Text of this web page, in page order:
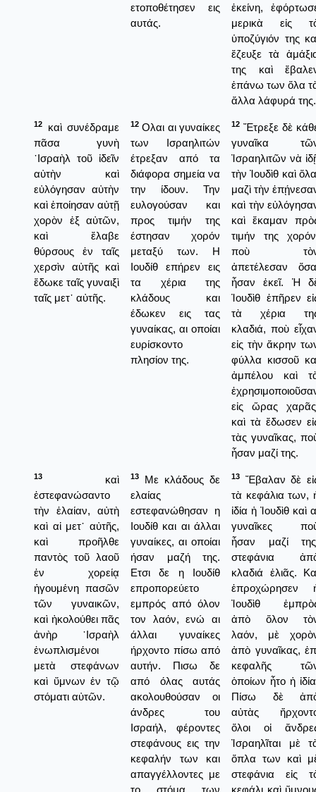
ετοποθέτησεν εις
αυτάς.
ἐκείνη,
μερικὰ εἰς
ὑποζύγιόν της
ἔζευξε τὰ
της καὶ
ἐπάνω των ὅλα
ἄλλα λάφυρά της.
12
καὶ συνέδραμε
πᾶσα γυνὴ
᾿Ισραὴλ τοῦ ἰδεῖν
αὐτὴν καὶ
εὐλόγησαν αὐτὴν
καὶ ἐποίησαν αὐτῇ
χορὸν ἐξ αὐτῶν,
καὶ ἔλαβε
θύρσους ἐν ταῖς
χερσὶν αὐτῆς καὶ
ἔδωκε ταῖς γυναιξὶ
ταῖς μετ᾿ αὐτῆς.
12 Ολαι αι γυναίκες
των Ισραηλιτών
έτρεξαν από τα
διάφορα σημεία να
την ίδουν. Την
ευλογούσαν και
προς τιμήν της
έστησαν χορόν
μεταξύ των. Η
Ιουδίθ επήρεν εις
τα χέρια της
κλάδους και
έδωκεν εις τας
γυναίκας, αι οποίαι
ευρίσκοντο
πλησίον της.
12 Ἔτρεξε δὲ
γυναῖκα
Ἰσραηλιτῶν νὰ
τὴν Ἰουδὶθ καὶ
μαζὶ τὴν
καὶ τὴν
καὶ ἔκαμαν
τιμήν της
ποὺ
ἀπετέλεσαν
ἦσαν ἐκεῖ. Ἡ
Ἰουδὶθ ἐπῆρεν
τὰ χέρια
κλαδιά, ποὺ
εἰς τὴν ἄκρην
φύλλα κισσοῦ
ἀμπέλου καὶ
εἰς ὥρας
καὶ τὰ ἔδωσεν
τὰς γυναῖκας,
ἦσαν μαζί της.
13
καὶ
ἐστεφανώσαντο
τὴν ἐλαίαν, αὐτὴ
καὶ αἱ μετ᾿ αὐτῆς,
καὶ προῆλθε
παντὸς τοῦ λαοῦ
ἐν χορείᾳ
ἡγουμένη πασῶν
τῶν γυναικῶν,
καὶ ἠκολούθει πᾶς
ἀνὴρ ᾿Ισραὴλ
ἐνωπλισμένοι
μετὰ στεφάνων
καὶ ὕμνων ἐν τῷ
στόματι αὐτῶν.
13
Με κλάδους δε
ελαίας
εστεφανώθησαν η
Ιουδίθ και αι άλλαι
γυναίκες, αι οποίαι
ήσαν μαζή της.
Ετσι δε η Ιουδίθ
επροπορεύετο
εμπρός από όλον
τον λαόν, ενώ αι
άλλαι γυναίκες
ήρχοντο πίσω από
αυτήν. Πισω δε
από όλας αυτάς
ακολουθούσαν οι
άνδρες του
Ισραήλ, φέροντες
στεφάνους εις την
κεφαλήν των και
απαγγέλλοντες με
το στόμα των
13
Ἔβαλαν δὲ
τὰ κεφάλια των,
ἰδία ἡ Ἰουδὶθ καὶ
γυναῖκες
ἦσαν μαζί
στεφάνια
κλαδιά ἐλιᾶς.
ἐπροχώρησεν
Ἰουδὶθ
ἀπὸ ὅλον
λαόν, μὲ
ἀπὸ γυναῖκας,
κεφαλῆς
ὁποίων ἦτο ἡ
Πίσω δὲ
αὐτὰς
ὅλοι οἱ
Ἰσραηλῖται μὲ
ὅπλα των καὶ
στεφάνια εἰς
κεφάλι καὶ